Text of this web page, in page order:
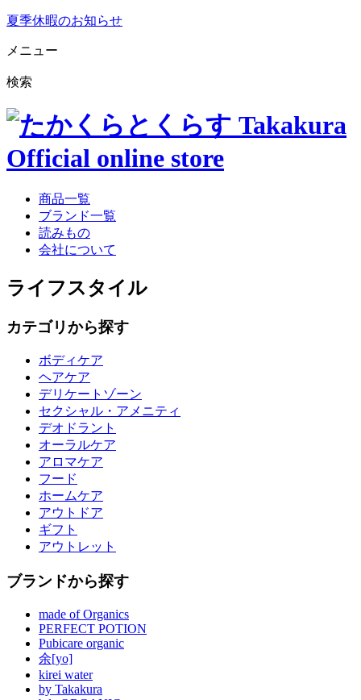
夏季休暇のお知らせ
メニュー
検索
商品一覧
ブランド一覧
読みもの
会社について
ライフスタイル
カテゴリから探す
ボディケア
ヘアケア
デリケートゾーン
セクシャル・アメニティ
デオドラント
オーラルケア
アロマケア
フード
ホームケア
アウトドア
ギフト
アウトレット
ブランドから探す
made of Organics
PERFECT POTION
Pubicare organic
余[yo]
kirei water
by Takakura